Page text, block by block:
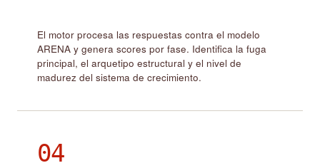
El motor procesa las respuestas contra el modelo
ARENA y genera scores por fase. Identifica la fuga
principal, el arquetipo estructural y el nivel de
madurez del sistema de crecimiento.
04